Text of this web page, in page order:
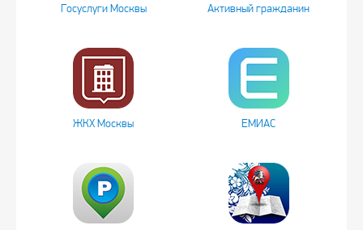
Госуслуги Москвы Активный гражданин
ЖКХ Москвы ЕМИАС